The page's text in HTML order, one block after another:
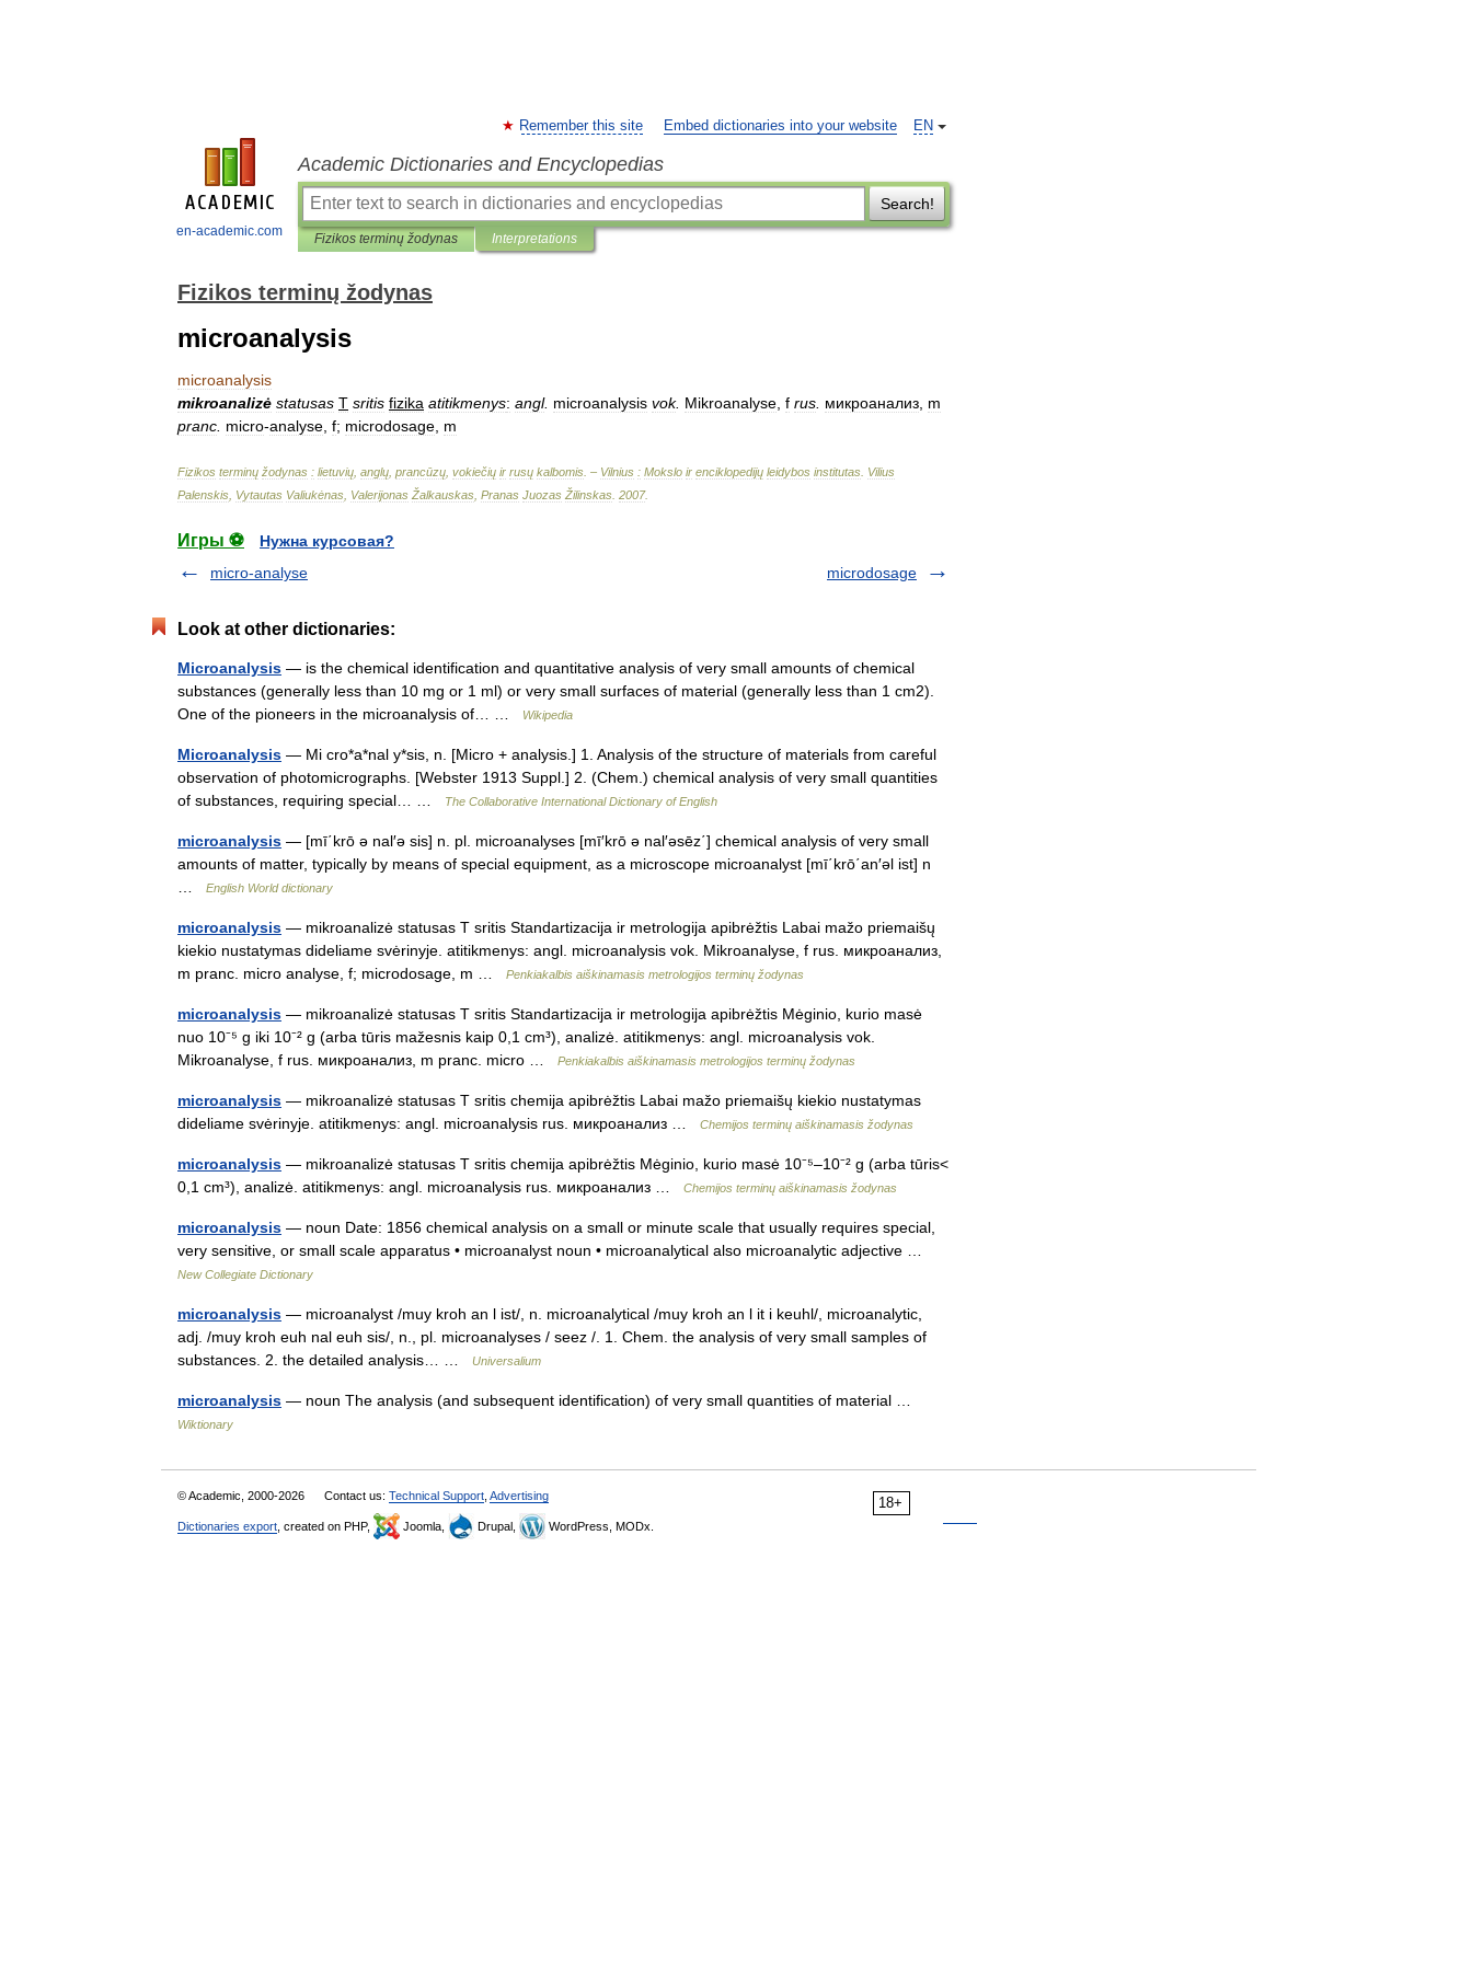
en-academic.com
EN
Remember this site Embed dictionaries into your website
Academic Dictionaries and Encyclopedias
Search!
Fizikos terminų žodynas Interpretations
Fizikos terminų žodynas
microanalysis
microanalysis
mikroanalizė statusas T sritis fizika atitikmenys: angl. microanalysis vok. Mikroanalyse f rus микроанализ m
pranc micro-analyse f; microdosage m
Fizikos terminų žodynas : lietuvių anglų prancūzų vokiečių ir rusų kalbomis . – Vilnius : Mokslo ir enciklopedijų leidybos institutas Vilius
Palenskis Vytautas Valiukėnas Valerijonas Žalkauskas Pranas Juozas Žilinskas 2007.
Игры ⚽
Нужна курсовая?
micro-analyse
microdosage
Look at other dictionaries:
Microanalysis — is the chemical identification and quantitative analysis of very small amounts of chemical
substances (generally less than 10 mg or 1 ml) or very small surfaces of material (generally less than 1 cm2).
One of the pioneers in the microanalysis of… …
Wikipedia
Microanalysis — Mi cro*a*nal y*sis, n. [Micro + analysis.] 1. Analysis of the structure of materials from careful
observation of photomicrographs. [Webster 1913 Suppl.] 2. (Chem.) chemical analysis of very small quantities
of substances, requiring special… …
The Collaborative International Dictionary of English
microanalysis — [mī΄krō ə nal′ə sis] n. pl. microanalyses [mī′krō ə nal′əsēz΄] chemical analysis of very small
amounts of matter, typically by means of special equipment, as a microscope microanalyst [mī΄krō΄an′əl ist] n
English World dictionary
microanalysis — mikroanalizė statusas T sritis Standartizacija ir metrologija apibrėžtis Labai mažo priemaišų
kiekio nustatymas dideliame svėrinyje. atitikmenys: angl. microanalysis vok. Mikroanalyse, f rus. микроанализ,
m pranc. micro analyse, f; microdosage, m …
Penkiakalbis aiškinamasis metrologijos terminų žodynas
microanalysis — mikroanalizė statusas T sritis Standartizacija ir metrologija apibrėžtis Mėginio, kurio masė
nuo 10⁻⁵ g iki 10⁻² g (arba tūris mažesnis kaip 0,1 cm³), analizė. atitikmenys: angl. microanalysis vok.
Mikroanalyse, f rus. микроанализ, m pranc. micro …
Penkiakalbis aiškinamasis metrologijos terminų žodynas
microanalysis — mikroanalizė statusas T sritis chemija apibrėžtis Labai mažo priemaišų kiekio nustatymas
dideliame svėrinyje. atitikmenys: angl. microanalysis rus. микроанализ …
Chemijos terminų aiškinamasis žodynas
microanalysis — mikroanalizė statusas T sritis chemija apibrėžtis Mėginio, kurio masė 10⁻⁵–10⁻² g (arba tūris<
0,1 cm³), analizė. atitikmenys: angl. microanalysis rus. микроанализ …
Chemijos terminų aiškinamasis žodynas
microanalysis — noun Date: 1856 chemical analysis on a small or minute scale that usually requires special,
very sensitive, or small scale apparatus • microanalyst noun • microanalytical also microanalytic adjective …
New Collegiate Dictionary
microanalysis — microanalyst /muy kroh an l ist/, n. microanalytical /muy kroh an l it i keuhl/, microanalytic,
adj. /muy kroh euh nal euh sis/, n., pl. microanalyses / seez /. 1. Chem. the analysis of very small samples of
substances. 2. the detailed analysis… …
Universalium
microanalysis — noun The analysis (and subsequent identification) of very small quantities of material …
Wiktionary
18+
© Academic, 2000-2026 Contact us: Technical Support Advertising
Dictionaries export , created on PHP, Joomla, Drupal, WordPress, MODx.